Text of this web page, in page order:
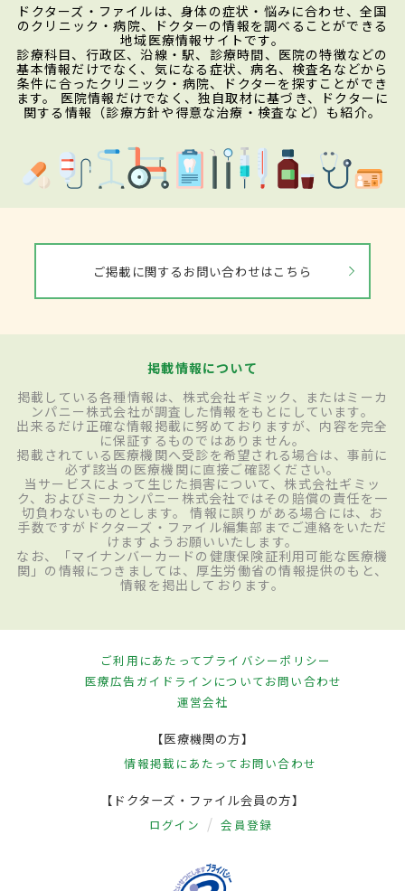
ドクターズ・ファイルは、身体の症状・悩みに合わせ、全国
のクリニック・病院、ドクターの情報を調べることができる
地域医療情報サイトです。
診療科目、行政区、沿線・駅、診療時間、医院の特徴などの
基本情報だけでなく、気になる症状、病名、検査名などから
条件に合ったクリニック・病院、ドクターを探すことができ
ます。 医院情報だけでなく、独自取材に基づき、ドクターに
関する情報（診療方針や得意な治療・検査など）も紹介。
ご掲載に関するお問い合わせはこちら
掲載情報について
掲載している各種情報は、株式会社ギミック、またはミーカ
ンパニー株式会社が調査した情報をもとにしています。
出来るだけ正確な情報掲載に努めておりますが、内容を完全
に保証するものではありません。
掲載されている医療機関へ受診を希望される場合は、事前に
必ず該当の医療機関に直接ご確認ください。
当サービスによって生じた損害について、株式会社ギミッ
ク、およびミーカンパニー株式会社ではその賠償の責任を一
切負わないものとします。 情報に誤りがある場合には、お
手数ですがドクターズ・ファイル編集部までご連絡をいただ
けますようお願いいたします。
なお、「マイナンバーカードの健康保険証利用可能な医療機
関」の情報につきましては、厚生労働省の情報提供のもと、
情報を掲出しております。
ご利用にあたってプライバシーポリシー
医療広告ガイドラインについてお問い合わせ
運営会社
【医療機関の方】
情報掲載にあたって お問い合わせ
【ドクターズ・ファイル会員の方】
ログイン 会員登録